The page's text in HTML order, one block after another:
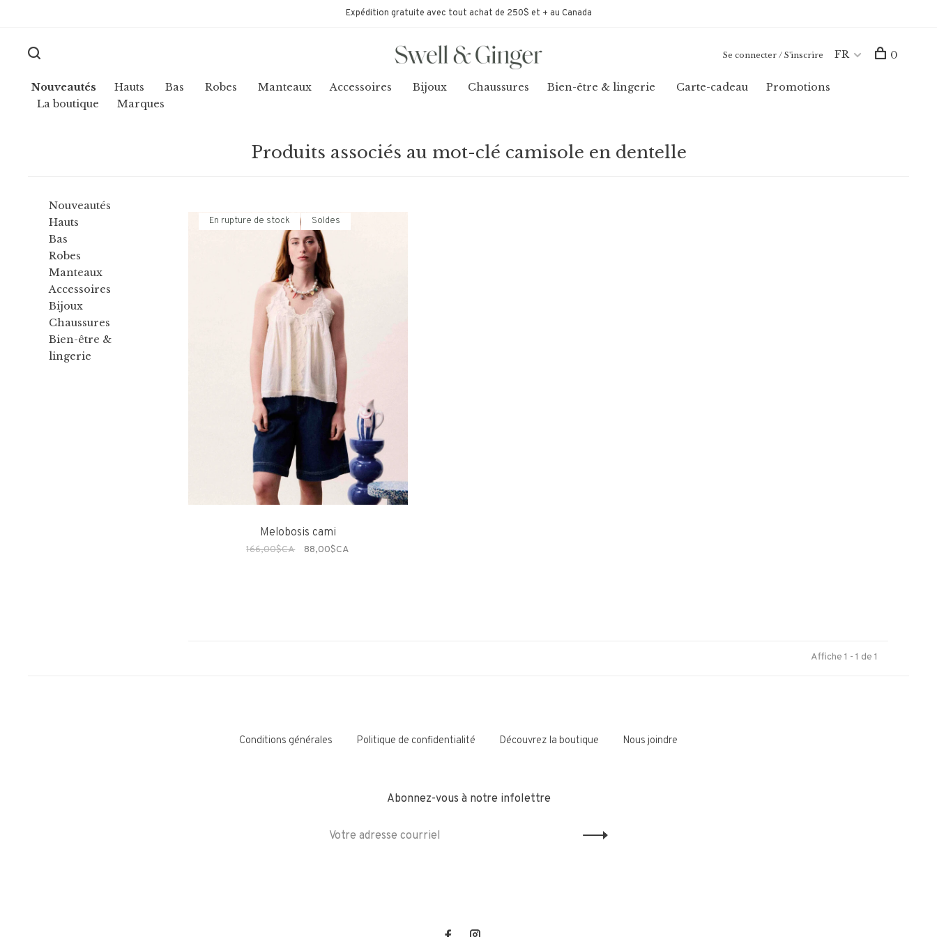
Expédition gratuite avec tout achat de 250$ et + au Canada
Nouveautés Hauts Bas Robes Manteaux Accessoires Bijoux Chaussures Bien-être & lingerie Carte-cadeau
Promotions
La boutique
Marques
Se connecter / S'inscrire FR 0
Produits associés au mot-clé camisole en dentelle
Nouveautés
Hauts
Bas
Robes
Manteaux
Accessoires
Bijoux
Chaussures
Bien-être &
lingerie
En rupture de stock Soldes
Melobosis cami
166,00$CA 88,00$CA
Affiche 1 - 1 de 1
Conditions générales Politique de confidentialité Découvrez la boutique Nous joindre
Abonnez-vous à notre infolettre